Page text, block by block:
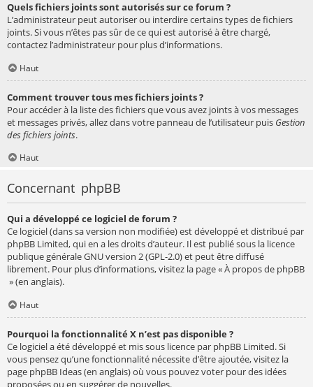
Quels fichiers joints sont autorisés sur ce forum ?
L’administrateur peut autoriser ou interdire certains types de fichiers
joints. Si vous n’êtes pas sûr de ce qui est autorisé à être chargé,
contactez l’administrateur pour plus d’informations.
Haut
Comment trouver tous mes fichiers joints ?
Pour accéder à la liste des fichiers que vous avez joints à vos messages
et messages privés, allez dans votre panneau de l’utilisateur puis Gestion
des fichiers joints.
Haut
Concernant phpBB
Qui a développé ce logiciel de forum ?
Ce logiciel (dans sa version non modifiée) est développé et distribué par
phpBB Limited, qui en a les droits d’auteur. Il est publié sous la licence
publique générale GNU version 2 (GPL-2.0) et peut être diffusé
librement. Pour plus d’informations, visitez la page «À propos de phpBB
» (en anglais).
Haut
Pourquoi la fonctionnalité X n’est pas disponible ?
Ce logiciel a été développé et mis sous licence par phpBB Limited. Si
vous pensez qu’une fonctionnalité nécessite d’être ajoutée, visitez la
page phpBB Ideas(en anglais) où vous pouvez voter pour des idées
proposées ou en suggérer de nouvelles.